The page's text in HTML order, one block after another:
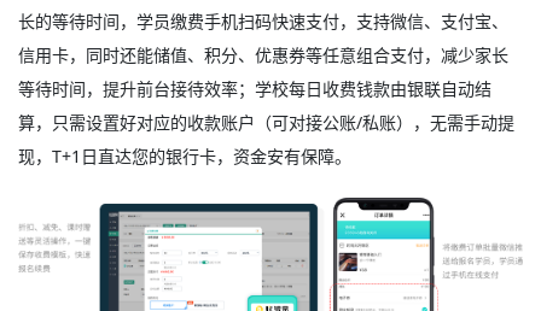
长的等待时间，学员缴费手机扫码快速支付，支持微信、支付宝、
信用卡，同时还能储值、积分、优惠券等任意组合支付，减少家长
等待时间，提升前台接待效率；学校每日收费钱款由银联自动结
算，只需设置好对应的收款账户（可对接公账/私账），无需手动提
现，T+1日直达您的银行卡，资金安有保障。